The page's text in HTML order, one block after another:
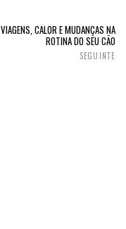
VIAGENS, CALOR E MUDANÇAS NA
ROTINA DO SEU CÃO
SEGUINTE